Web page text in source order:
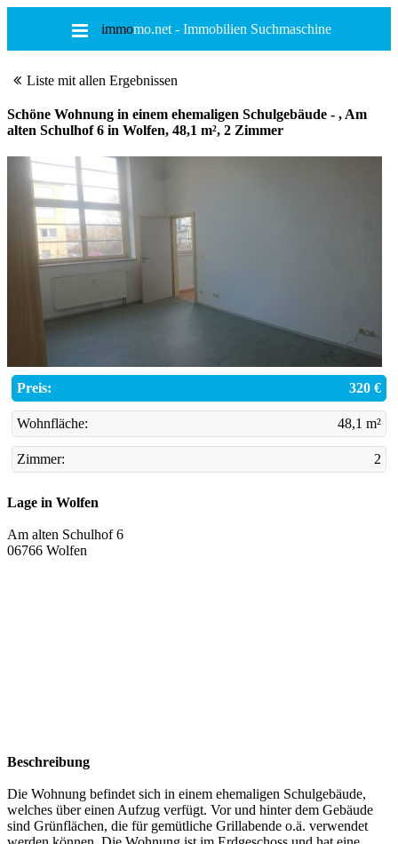
immomo.net - Immobilien Suchmaschine
Liste mit allen Ergebnissen
Schöne Wohnung in einem ehemaligen Schulgebäude - , Am
alten Schulhof 6 in Wolfen, 48,1 m², 2 Zimmer
Preis: 320 €
Wohnfläche: 48,1 m²
Zimmer: 2
Lage in Wolfen
Am alten Schulhof 6
06766 Wolfen
Beschreibung
Die Wohnung befindet sich in einem ehemaligen Schulgebäude,
welches über einen Aufzug verfügt. Vor und hinter dem Gebäude
sind Grünflächen, die für gemütliche Grillabende o.ä. verwendet